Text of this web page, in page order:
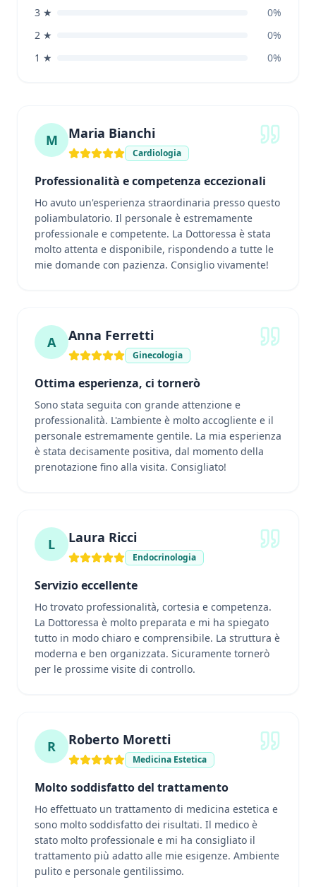
3 ★ 0%
2 ★ 0%
1 ★ 0%
M Maria Bianchi
Cardiologia
Professionalità e competenza eccezionali
Ho avuto un'esperienza straordinaria presso questo
poliambulatorio. Il personale è estremamente
professionale e competente. La Dottoressa è stata
molto attenta e disponibile, rispondendo a tutte le
mie domande con pazienza. Consiglio vivamente!
A Anna Ferretti
Ginecologia
Ottima esperienza, ci tornerò
Sono stata seguita con grande attenzione e
professionalità. L'ambiente è molto accogliente e il
personale estremamente gentile. La mia esperienza
è stata decisamente positiva, dal momento della
prenotazione fino alla visita. Consigliato!
L Laura Ricci
Endocrinologia
Servizio eccellente
Ho trovato professionalità, cortesia e competenza.
La Dottoressa è molto preparata e mi ha spiegato
tutto in modo chiaro e comprensibile. La struttura è
moderna e ben organizzata. Sicuramente tornerò
per le prossime visite di controllo.
R Roberto Moretti
Medicina Estetica
Molto soddisfatto del trattamento
Ho effettuato un trattamento di medicina estetica e
sono molto soddisfatto dei risultati. Il medico è
stato molto professionale e mi ha consigliato il
trattamento più adatto alle mie esigenze. Ambiente
pulito e personale gentilissimo.